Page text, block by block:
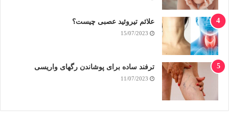
علائم تیروئید عصبی چیست؟
15/07/2023
ترفند ساده برای پوشاندن رگهای واریسی
11/07/2023